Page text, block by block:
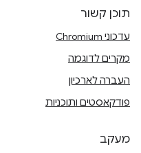
תוכן קשור
עדכוני Chromium
מקרים לדוגמה
העברה לארכיון
פודקאסטים ותוכניות
מעקב